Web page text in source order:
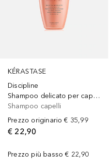
KÉRASTASE
Discipline
Shampoo delicato per capelli crespi e indisciplinati
Shampoo capelli
Prezzo originario € 35,99
€ 22,90
Prezzo più basso € 22,90